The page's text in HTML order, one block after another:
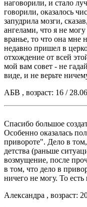
наговорили, и стало
говорили, оказалось
запудрила мозги,
ангелами, что я не
вранье, то что она мне
недавно пришел в
отхождение от всей
мой вам совет - не
виде, и не верьте
АБВ , возраст: 16 /
Спасибо большое
Особенно оказалась
привороте". Дело в
детства (раньше
возмущение, после
в том, что дело в
ничего не могу. То есть
Александра , возраст: